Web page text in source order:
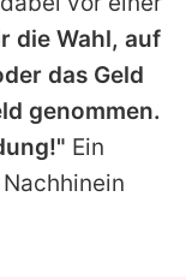
die Wahl, auf
das Geld
genommen.
Ein